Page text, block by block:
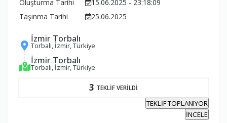
Oluşturma Tarihi
15.06.2025 - 23:18:09
Taşınma Tarihi
25.06.2025
İzmir Torbalı
Torbalı, İzmir, Türkiye
İzmir Torbalı
Torbalı, İzmir, Türkiye
3 TEKLİF VERİLDİ
TEKLİF TOPLANIYOR
İNCELE